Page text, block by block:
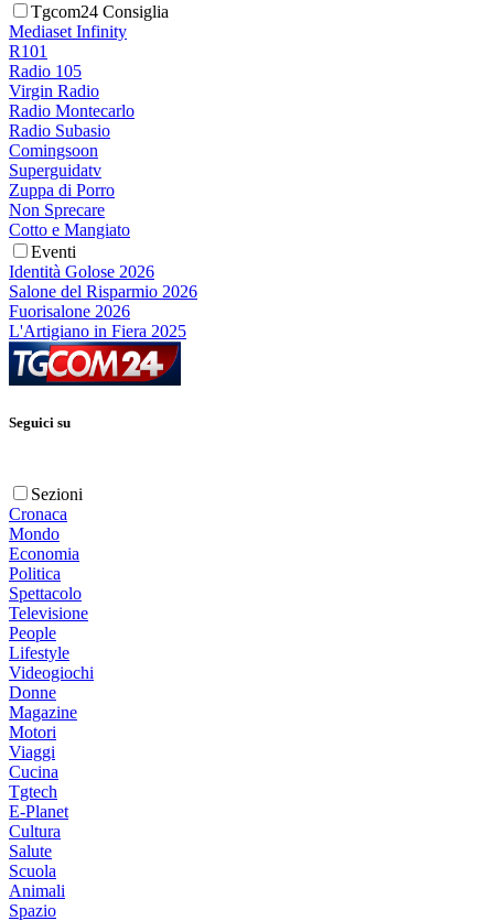
Tgcom24 Consiglia
Mediaset Infinity
R101
Radio 105
Virgin Radio
Radio Montecarlo
Radio Subasio
Comingsoon
Superguidatv
Zuppa di Porro
Non Sprecare
Cotto e Mangiato
Eventi
Identità Golose 2026
Salone del Risparmio 2026
Fuorisalone 2026
L'Artigiano in Fiera 2025
Seguici su
Sezioni
Cronaca
Mondo
Economia
Politica
Spettacolo
Televisione
People
Lifestyle
Videogiochi
Donne
Magazine
Motori
Viaggi
Cucina
Tgtech
E-Planet
Cultura
Salute
Scuola
Animali
Spazio